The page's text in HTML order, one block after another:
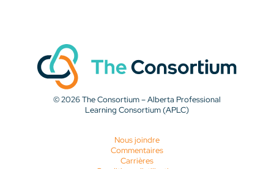
© 2026 The Consortium – Alberta Professional
Learning Consortium (APLC)
Nous joindre
Commentaires
Carrières